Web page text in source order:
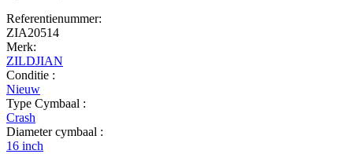
Referentienummer:
ZIA20514
Merk:
ZILDJIAN
Conditie :
Nieuw
Type Cymbaal :
Crash
Diameter cymbaal :
16 inch